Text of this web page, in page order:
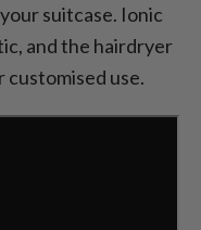
suitcase. Ionic
and the hairdryer
use.